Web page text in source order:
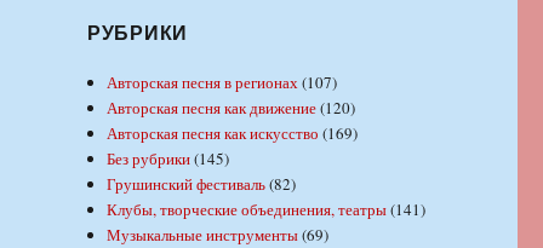
РУБРИКИ
Авторская песня в регионах(107)
Авторская песня как движение(120)
Авторская песня как искусство (169)
Без рубрики(145)
Грушинский фестиваль(82)
Клубы, творческие объединения, театры(141)
Музыкальные инструменты(69)